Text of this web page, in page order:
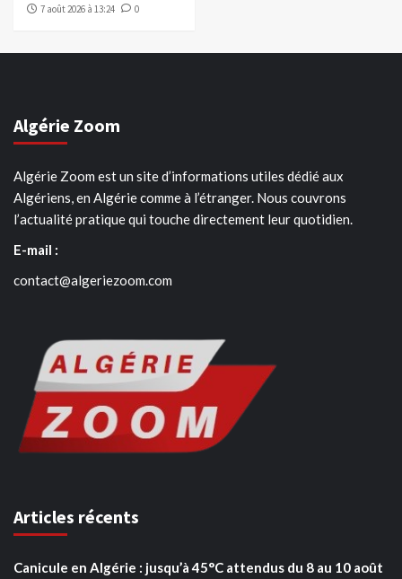
7 août 2026 à 13:24
0
Algérie Zoom
Algérie Zoom est un site d’informations utiles dédié aux
Algériens, en Algérie comme à l’étranger. Nous couvrons
l’actualité pratique qui touche directement leur quotidien.
E-mail :
contact@algeriezoom.com
Articles récents
Canicule en Algérie : jusqu’à 45°C attendus du 8 au 10 août